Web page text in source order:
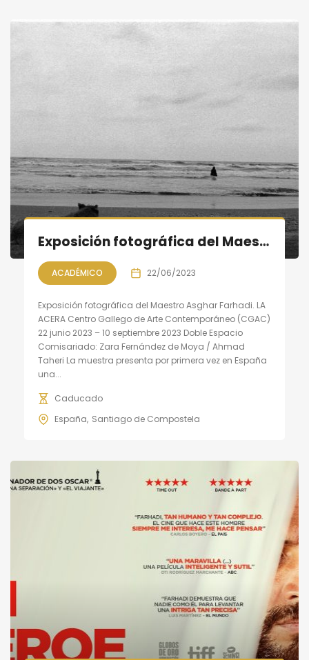
Exposición fotográfica del Maestro Asghar Farhadi
ACADÉMICO 22/06/2023
Exposición fotográfica del Maestro Asghar Farhadi. LA
ACERA Centro Gallego de Arte Contemporáneo (CGAC)
22 junio 2023 – 10 septiembre 2023 Doble Espacio
Comisariado: Zara Fernández de Moya / Ahmad
Taheri La muestra presenta por primera vez en España
una...
Caducado
España Santiago de Compostela